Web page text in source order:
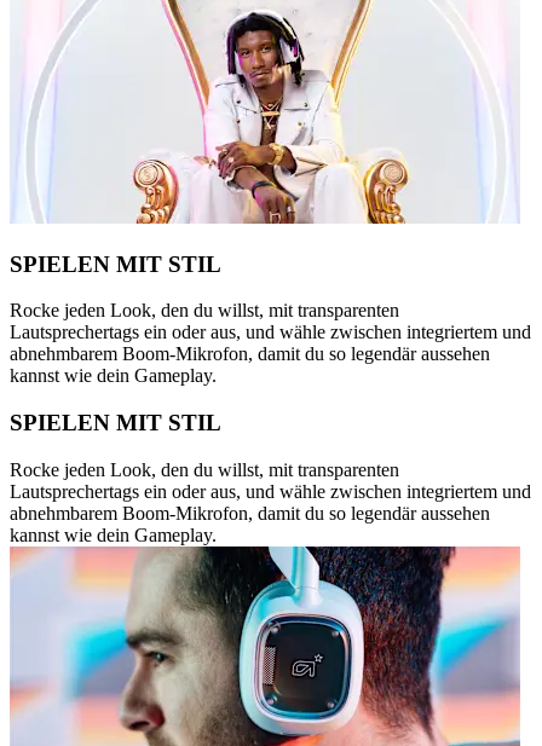
SPIELEN MIT STIL
Rocke jeden Look, den du willst, mit transparenten
Lautsprechertags ein oder aus, und wähle zwischen integriertem und
abnehmbarem Boom-Mikrofon, damit du so legendär aussehen
kannst wie dein Gameplay.
SPIELEN MIT STIL
Rocke jeden Look, den du willst, mit transparenten
Lautsprechertags ein oder aus, und wähle zwischen integriertem und
abnehmbarem Boom-Mikrofon, damit du so legendär aussehen
kannst wie dein Gameplay.